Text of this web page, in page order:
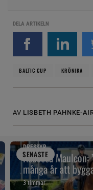
DELA ARTIKELN
BALTIC CUP KRÖNIKA
AV LISBETH PAHNKE-
SENASTE
DRESSYR
Rebecca
många år att
3 timmar